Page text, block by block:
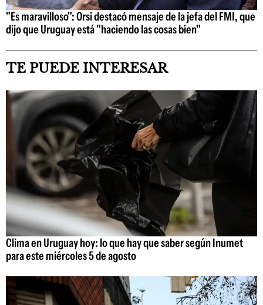
"Es maravilloso": Orsi destacó mensaje de la jefa del FMI, que
dijo que Uruguay está "haciendo las cosas bien"
TE PUEDE INTERESAR
Clima en Uruguay hoy: lo que hay que saber según Inumet
para este miércoles 5 de agosto